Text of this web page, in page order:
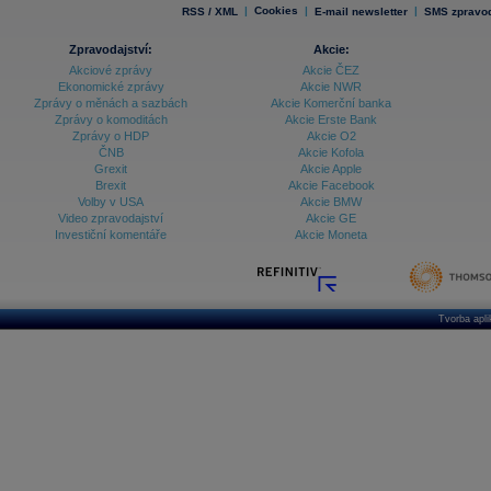
RSS / XML | Cookies | E-mail newsletter | SMS
Zpravodajství:
Akciové zprávy
Ekonomické zprávy
Zprávy o měnách a sazbách
Zprávy o komoditách
Zprávy o HDP
ČNB
Grexit
Brexit
Volby v USA
Video zpravodajství
Investiční komentáře
Akcie:
Akcie ČEZ
Akcie NWR
Akcie Komerční banka
Akcie Erste Bank
Akcie O2
Akcie Kofola
Akcie Apple
Akcie Facebook
Akcie BMW
Akcie GE
Akcie Moneta
Tvorba